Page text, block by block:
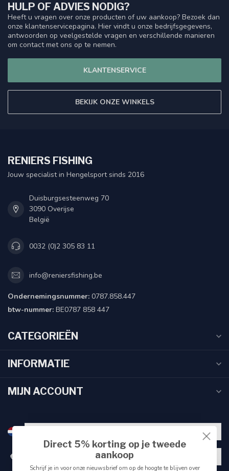
HULP OF ADVIES NODIG?
Heeft u vragen over onze producten of uw aankoop? Bezoek dan
onze klantenservicepagina. Hier vindt u onze bedrijfsgegevens,
antwoorden op veelgestelde vragen en verschillende manieren
om contact met ons op te nemen.
KLANTENSERVICE
BEKIJK ONZE WINKELS
RENIERS FISHING
Jouw specialist in Hengelsport sinds 2016
Duisburgsesteenweg 70
3090 Overijse
België
0032 (0)2 305 83 11
info@reniersfishing.be
Ondernemingsnummer: 0787.858.447
btw-nummer: BE0787 858 447
CATEGORIEËN
INFORMATIE
MIJN ACCOUNT
€
Direct 5% korting op je tweede
aankoop
Schrijf je in voor onze nieuwsbrief om op de hoogte te blijven over